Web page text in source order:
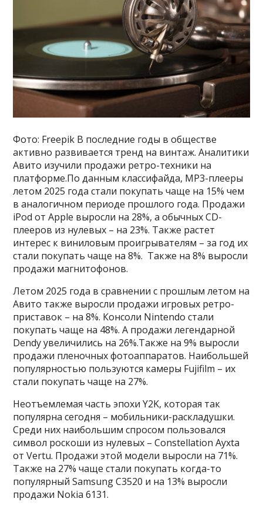
Фото: Freepik В последние годы в обществе
активно развивается тренд на винтаж. Аналитики
Авито изучили продажи ретро-техники на
платформе.По данным классифайда, MP3-плееры
летом 2025 года стали покупать чаще на 15% чем
в аналогичном периоде прошлого года. Продажи
iPod от Apple выросли на 28%, а обычных CD-
плееров из нулевых – на 23%. Также растет
интерес к виниловым проигрывателям – за год их
стали покупать чаще на 8%. Также на 8% выросли
продажи магнитофонов.
Летом 2025 года в сравнении с прошлым летом на
Авито также выросли продажи игровых ретро-
приставок – на 8%. Консоли Nintendo стали
покупать чаще на 48%. А продажи легендарной
Dendy увеличились на 26%.Также на 9% выросли
продажи пленочных фотоаппаратов. Наибольшей
популярностью пользуются камеры Fujifilm – их
стали покупать чаще на 27%.
Неотъемлемая часть эпохи Y2K, которая так
популярна сегодня – мобильники-раскладушки.
Среди них наибольшим спросом пользовался
символ роскоши из нулевых – Constellation Ayxta
от Vertu. Продажи этой модели выросли на 71%.
Также на 27% чаще стали покупать когда-то
популярный Samsung C3520 и на 13% выросли
продажи Nokia 6131.